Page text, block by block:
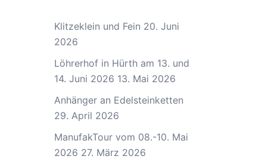
Klitzeklein und Fein 20. Juni
2026
Löhrerhof in Hürth am 13. und
14. Juni 2026 13. Mai 2026
Anhänger an Edelsteinketten
29. April 2026
ManufakTour vom 08.-10. Mai
2026 27. März 2026